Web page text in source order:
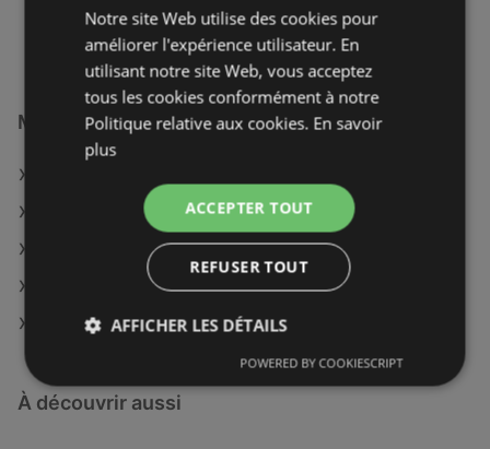
DISTANCE:
802,41 km
Magasins Vival à :
Vival à Guéret
Vival à Villeneuve-sur-Lot
Vival à Digne-les-Bains
Vival à Mantes-la-Jolie
À découvrir aussi
Notre site Web utilise des cookies pour
améliorer l'expérience utilisateur. En
utilisant notre site Web, vous acceptez
tous les cookies conformément à notre
Politique relative aux cookies. En savoir
plus
ACCEPTER TOUT
REFUSER TOUT
AFFICHER LES DÉTAILS
POWERED BY COOKIESCRIPT